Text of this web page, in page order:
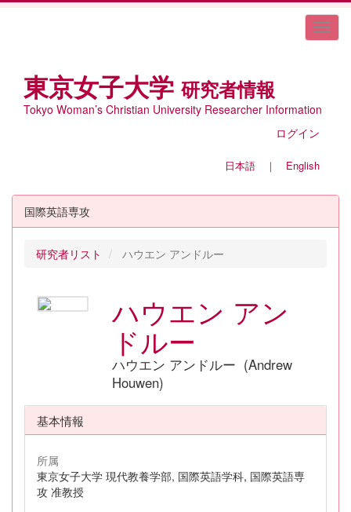
東京女子大学 研究者情報
Tokyo Woman’s Christian University Researcher Information
ログイン
日本語 ｜ English
国際英語専攻
研究者リスト ハウエン アンドルー
ハウエン アン
ドルー
ハウエン アンドルー (Andrew
Houwen)
基本情報
所属
東京女子大学 現代教養学部, 国際英語学科, 国際英語専
攻 准教授